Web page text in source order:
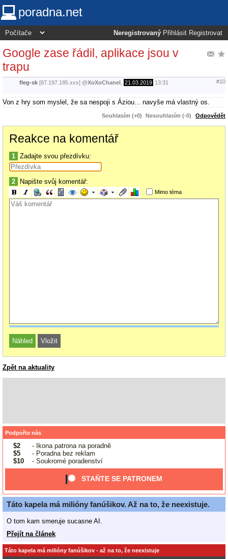
poradna.net
Neregistrovaný Přihlásit Registrovat
Google zase řádil, aplikace jsou v
trapu
fleg-sk [87.197.185.xxx] @XoXoChanel 21.03.2019 13:31 #10
Von z hry som myslel, že sa nespoji s Áziou... navyše má vlastný os.
Souhlasím (+0) Nesouhlasím (-0) Odpovědět
Reakce na komentář
1 Zadajte svou přezdívku:
2 Napište svůj komentář:
Mimo téma
Zpět na aktuality
Podpořte nás
$2
- Ikona patrona na poradně
$5
- Poradna bez reklam
$10
- Soukromé poradenství
STAŇTE SE PATRONEM
Táto kapela má milióny fanúšikov. Až na to, že neexistuje.
O tom kam smeruje sucasne AI.
Přejít na článek
Táto kapela má milióny fanúšikov - až na to, že neexistuje